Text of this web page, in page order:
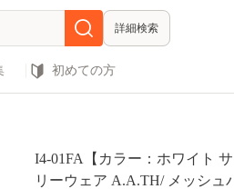
詳細検索
初めての方
I4-01FA【カラー：ホワイト
リーウェア A.A.TH/ メッシュ